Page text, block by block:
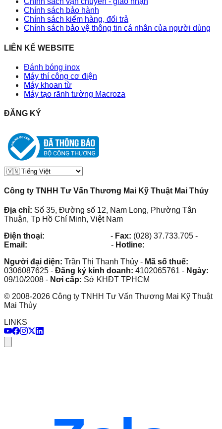
Chính sách bảo hành
Chính sách kiểm hàng, đổi trả
Chính sách bảo vệ thông tin cá nhân của người dùng
LIÊN KẾ WEBSITE
Đánh bóng inox
Máy thí công cơ điện
Máy khoan từ
Máy tạo rãnh tường Macroza
ĐĂNG KÝ
Công ty TNHH Tư Vấn Thương Mai Kỹ Thuật Mai Thủy
Địa chỉ: Số 35, Đường số 12, Nam Long, Phường Tân
Thuận, Tp Hồ Chí Minh, Việt Nam
Điện thoại:
- Fax: (028) 37.733.705 -
Email:
- Hotline:
Người đại diện: Trần Thị Thanh Thủy - Mã số thuế:
0306087625 - Đăng ký kinh doanh: 4102065761 - Ngày:
09/10/2008 - Nơi cấp: Sở KHĐT TPHCM
© 2008-2026 Công ty TNHH Tư Vấn Thương Mai Kỹ Thuật
Mai Thủy
LINKS